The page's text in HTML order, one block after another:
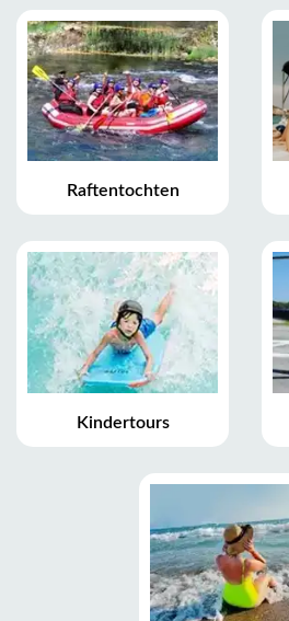
Raftentochten
Kindertours